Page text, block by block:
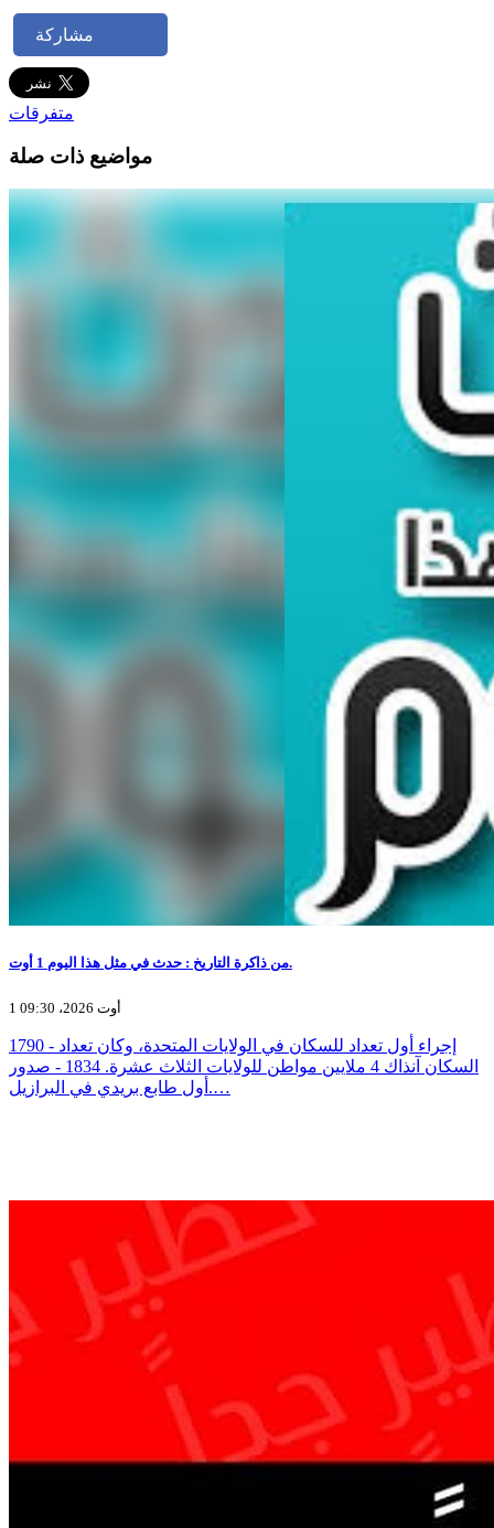
مشاركة
متفرقات
مواضيع ذات صلة
من ذاكرة التاريخ : حدث في مثل هذا اليوم 1 أوت.
1 أوت 2026، 09:30
1790 - إجراء أول تعداد للسكان في الولايات المتحدة، وكان تعداد
السكان آنذاك 4 ملايين مواطن للولايات الثلاث عشرة. 1834 - صدور
أول طابع بريدي في البرازيل.…